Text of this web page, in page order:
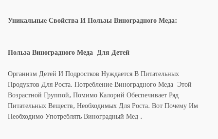
Уникальные Свойства И Пользы Виноградного Меда:
Польза Виноградного Меда Для Детей
Организм Детей И Подростков Нуждается В Питательных
Продуктов Для Роста. Потребление Виноградного Меда Этой
Возрастной Группой, Помимо Калорий Обеспечивает Ряд
Питательных Веществ, Необходимых Для Роста. Вот Почему Им
Необходимо Употреблять Виноградный Мед .